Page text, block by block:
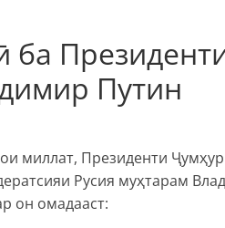
ба
Путин
миллат, Президенти
Русия муҳтарам
он омадааст: